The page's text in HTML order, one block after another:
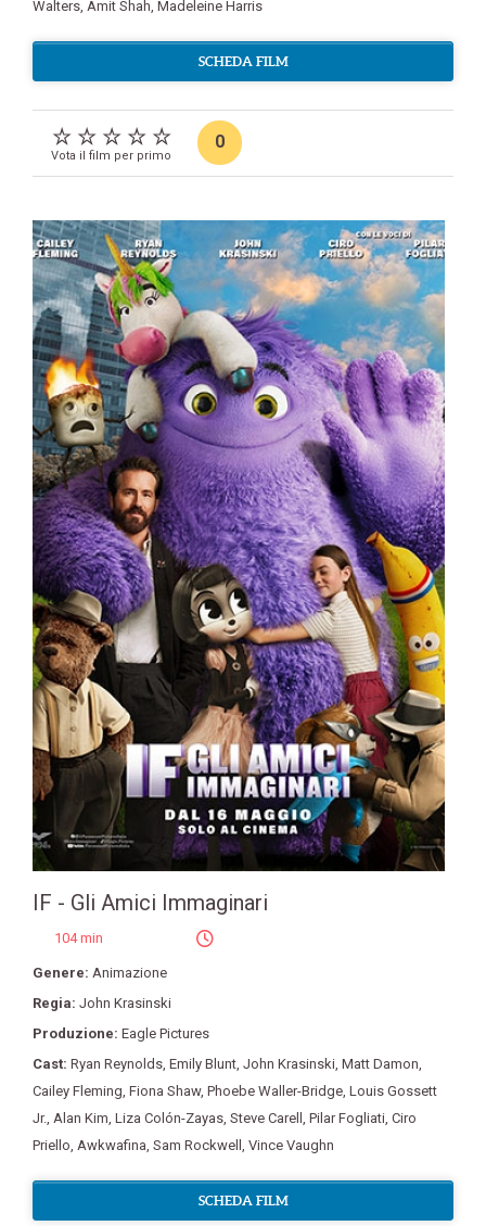
Walters Amit Shah Madeleine Harris
SCHEDA FILM
Vota il film per primo
0
IF - Gli Amici Immaginari
104 min
Genere: Animazione
Regia: John Krasinski
Produzione: Eagle Pictures
Cast: Ryan Reynolds Emily Blunt John Krasinski Matt Damon
Cailey Fleming Fiona Shaw, Phoebe Waller-Bridge Louis Gossett
Jr. Alan Kim Liza Colón-Zayas Steve Carell Pilar Fogliati Ciro
Priello Awkwafina Sam Rockwell Vince Vaughn
SCHEDA FILM